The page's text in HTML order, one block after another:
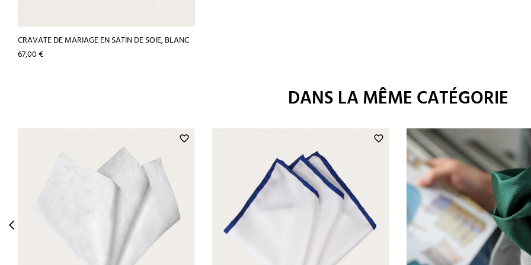
CRAVATE DE MARIAGE EN SATIN DE SOIE, BLANC
Prix
67,00 €
DANS LA MÊME CATÉGORIE
favorite_border favorite_border